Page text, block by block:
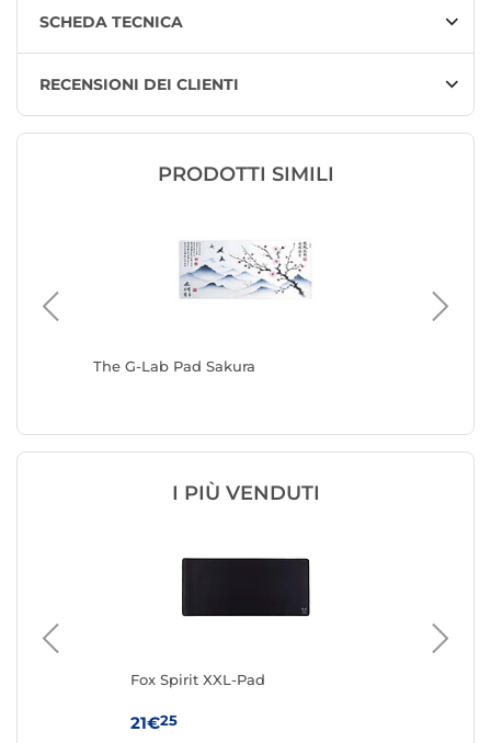
SCHEDA TECNICA
RECENSIONI DEI CLIENTI
PRODOTTI SIMILI
The G-Lab Pad Sakura
I PIÙ VENDUTI
Fox Spirit XXL-Pad
21€25